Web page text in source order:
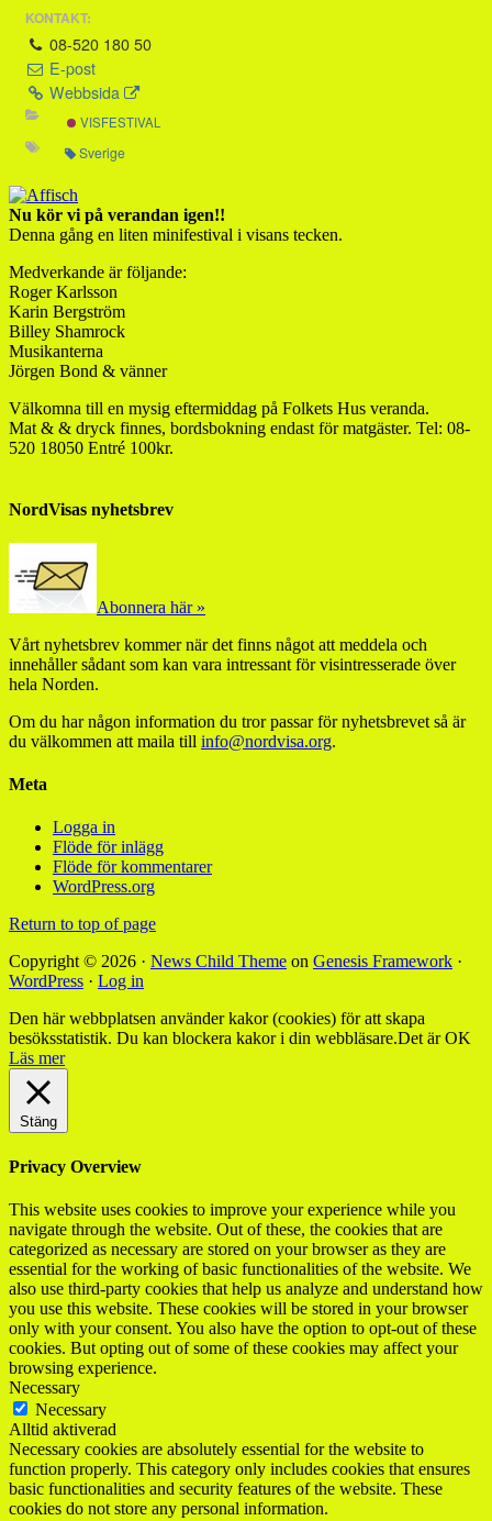
KONTAKT:
08-520 180 50
E-post
Webbsida
VISFESTIVAL
Sverige
Nu kör vi på verandan igen!!
Denna gång en liten minifestival i visans tecken.
Medverkande är följande:
Roger Karlsson
Karin Bergström
Billey Shamrock
Musikanterna
Jörgen Bond & vänner
Välkomna till en mysig eftermiddag på Folkets Hus veranda.
Mat & & dryck finnes, bordsbokning endast för matgäster. Tel: 08-
520 18050 Entré 100kr.
NordVisas nyhetsbrev
Abonnera här »
Vårt nyhetsbrev kommer när det finns något att meddela och
innehåller sådant som kan vara intressant för visintresserade över
hela Norden.
Om du har någon information du tror passar för nyhetsbrevet så är
du välkommen att maila till info@nordvisa.org.
Meta
Logga in
Flöde för inlägg
Flöde för kommentarer
WordPress.org
Return to top of page
Copyright © 2026 · News Child Theme on Genesis Framework ·
WordPress · Log in
Den här webbplatsen använder kakor (cookies) för att skapa
besöksstatistik. Du kan blockera kakor i din webbläsare.Det är OK
Läs mer
Stäng
Privacy Overview
This website uses cookies to improve your experience while you
navigate through the website. Out of these, the cookies that are
categorized as necessary are stored on your browser as they are
essential for the working of basic functionalities of the website. We
also use third-party cookies that help us analyze and understand how
you use this website. These cookies will be stored in your browser
only with your consent. You also have the option to opt-out of these
cookies. But opting out of some of these cookies may affect your
browsing experience.
Necessary
Necessary
Alltid aktiverad
Necessary cookies are absolutely essential for the website to
function properly. This category only includes cookies that ensures
basic functionalities and security features of the website. These
cookies do not store any personal information.